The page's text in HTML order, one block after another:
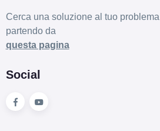
Cerca una soluzione al tuo
partendo da
questa pagina
Social